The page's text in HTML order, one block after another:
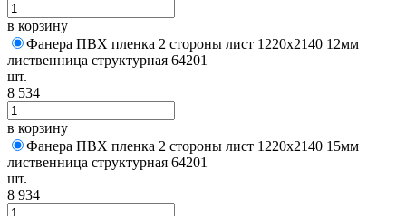
в корзину
Фанера ПВХ пленка 2 стороны лист 1220х2140 12мм
лиственница структурная 64201
шт.
8 534
в корзину
Фанера ПВХ пленка 2 стороны лист 1220х2140 15мм
лиственница структурная 64201
шт.
8 934